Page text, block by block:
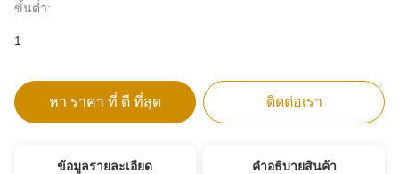
ขั้นต่ำ:
1
หา ราคา ที่ ดี ที่สุด ติดต่อเรา
ข้อมูลรายละเอียด คําอธิบายสินค้า